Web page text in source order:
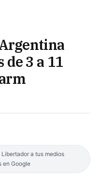
3 a 11
Libertador a tus medios
en Google